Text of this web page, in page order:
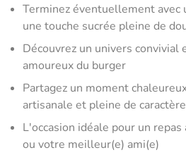
Terminez éventuellement avec
une touche sucrée pleine de
Découvrez un univers convivial
amoureux du burger
Partagez un moment
artisanale et pleine de caractère
L'occasion idéale pour un
ou votre meilleur(e) ami(e)